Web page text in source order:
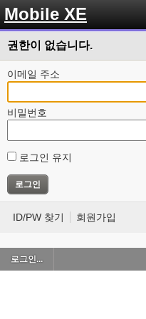
Mobile XE
권한이 없습니다.
이메일 주소
비밀번호
로그인 유지
ID/PW 찾기 회원가입
로그인...